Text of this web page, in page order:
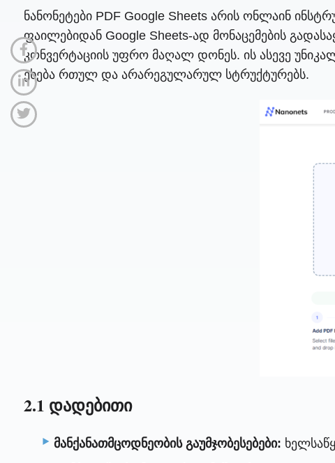
ნანონეტები PDF Google Sheets არის ონლაინ
ფაილებიდან Google Sheets-ად მონაცემების
კონვერტაციის უფრო მაღალ დონეს. ის ასევე
ეხება რთულ და არარეგულარულ სტრუქტურებს.
2.1 დადებითი
მანქანათმცოდნეობის გაუმჯობესებები: